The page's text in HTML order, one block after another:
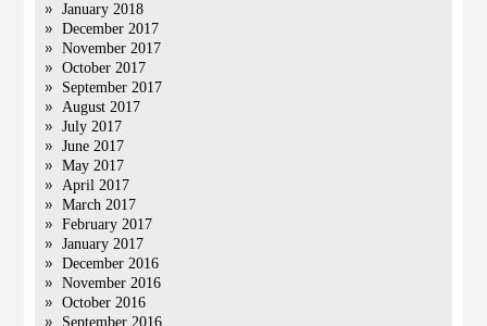
January 2018
December 2017
November 2017
October 2017
September 2017
August 2017
July 2017
June 2017
May 2017
April 2017
March 2017
February 2017
January 2017
December 2016
November 2016
October 2016
September 2016